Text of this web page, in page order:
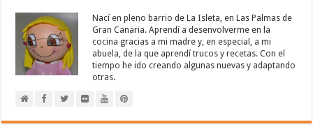
Nací en pleno barrio de La Isleta, en Las Palmas de
Gran Canaria. Aprendí a desenvolverme en la
cocina gracias a mi madre y, en especial, a mi
abuela, de la que aprendí trucos y recetas. Con el
tiempo he ido creando algunas nuevas y adaptando
otras.